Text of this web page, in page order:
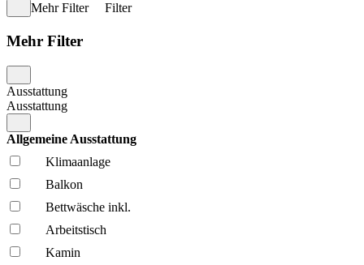
Mehr Filter
Filter
Mehr Filter
Ausstattung
Ausstattung
Allgemeine Ausstattung
Klima­anlage
Balkon
Bettwäsche inkl.
Arbeitstisch
Kamin